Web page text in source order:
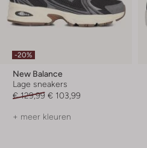
-20%
New Balance
Lage sneakers
€ 129,99 € 103,99
+ meer kleuren